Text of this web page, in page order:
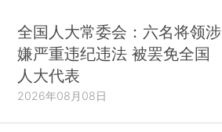
全国人大常委会：六名将领涉
嫌严重违纪违法 被罢免全国
人大代表
2026年08月08日